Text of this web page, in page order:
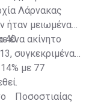
ελκυστικότητα
Λάρνακας
ήταν μειωμένα
40.
ένα ακίνητο
συγκεκριμένα
με 77
Ποσοστιαίας